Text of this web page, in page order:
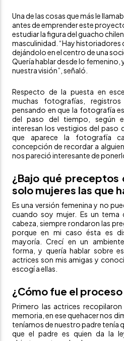
Una de las cosas que más le
antes de emprender este
estudiar la figura del guacho
masculinidad. “Hay historiadores
dejándolo en el centro de una
Quería hablar desde lo femenino,
nuestra visión”, señaló.
Respecto de la puesta en
muchas fotografías,
pensando en que la fotografía
del paso del tiempo, según
interesan los vestigios del paso
que aparece la fotografía
concepción de recordar a
nos pareció interesante de
¿Bajo qué preceptos
solo mujeres las que
Es una versión femenina y no
cuando soy mujer. Es un tema
cabeza, siempre rondaron las
porque en mi caso ésta es
mayoría. Crecí en un
forma, y quería hablar sobre
actrices son mis amigas y
escogí a ellas.
¿Cómo fue el
Primero las actrices
memoria, en ese quehacer nos
teníamos de nuestro padre tenía
que el padre es quien da la